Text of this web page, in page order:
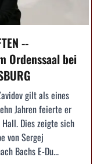
--
Ordenssaal bei
gilt als eines
Jahren feierte er
Dies zeigte sich
von Sergej
Bachs E-Du...